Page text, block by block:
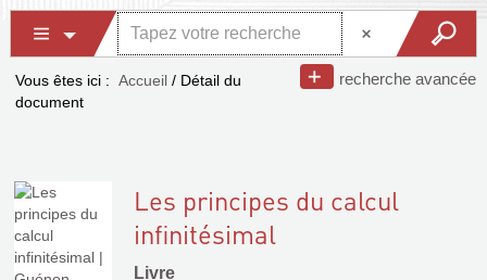
recherche avancée
Vous êtes ici : Accueil / Détail du
document
Les principes du calcul
infinitésimal
Livre